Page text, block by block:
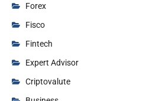
Forex
Fisco
Fintech
Expert Advisor
Criptovalute